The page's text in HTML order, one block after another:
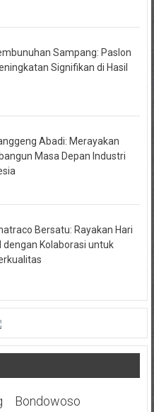
Sampang: Paslon
Signifikan di Hasil
Abadi: Merayakan
Masa Depan Industri
Bersatu: Rayakan Hari
dengan Kolaborasi untuk
Bondowoso